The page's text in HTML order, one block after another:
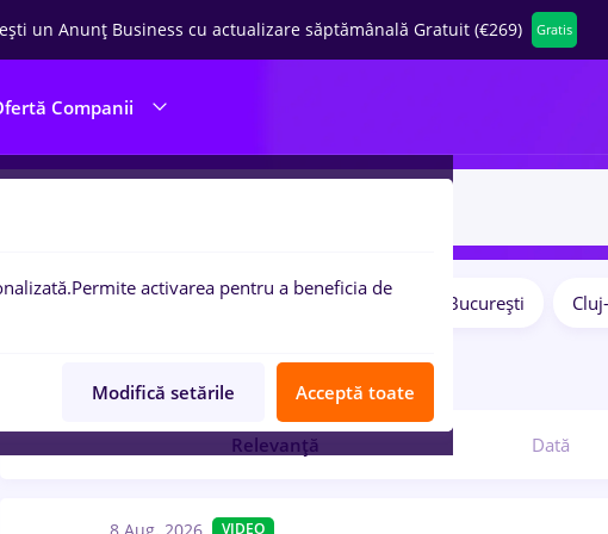
un Anunț Business cu actualizare săptămânală Gratuit (€269) Gratis
Companii
București
locuri de munca
Relevanță Dată
VIDEO
Permite activarea pentru a beneficia de
Modifică setările Acceptă toate